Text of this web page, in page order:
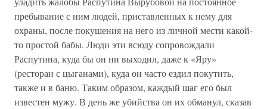
пребывание с ним людей, приставленных к нему для
охраны, после покушения на него из личной мести какой-
то простой бабы. Люди эти всюду сопровождали
Распутина, куда бы он ни выходил, даже к «Яру»
(ресторан с цыганами), куда он часто ездил покутить,
также и в баню. Таким образом, каждый шаг его был
известен мужу. В день же убийства он их обманул, сказав